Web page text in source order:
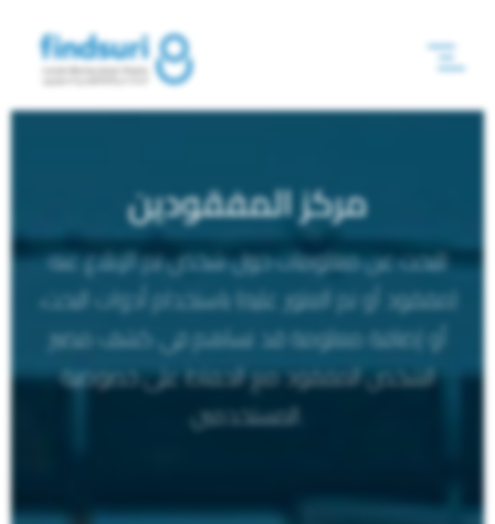
مركز المفقودين
للبحث عن معلومات حول شخص تم الإبلاغ عنه
(مفقود أو تم العثور عليه) باستخدام أدوات البحث،
أو إضافة معلومة قد تساهم في كشف مصير
الشخص المفقود مع الحفاظ على خصوصية